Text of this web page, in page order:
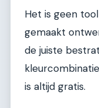
Het is geen
gemaakt
de juiste
is altijd gratis.